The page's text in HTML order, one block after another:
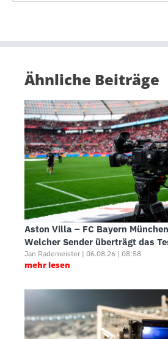
Ähnliche Beiträge
Aston Villa – FC Bayern
Welcher Sender überträgt das
Jan Rademeister | 06.08.26 | 08:58
mehr lesen